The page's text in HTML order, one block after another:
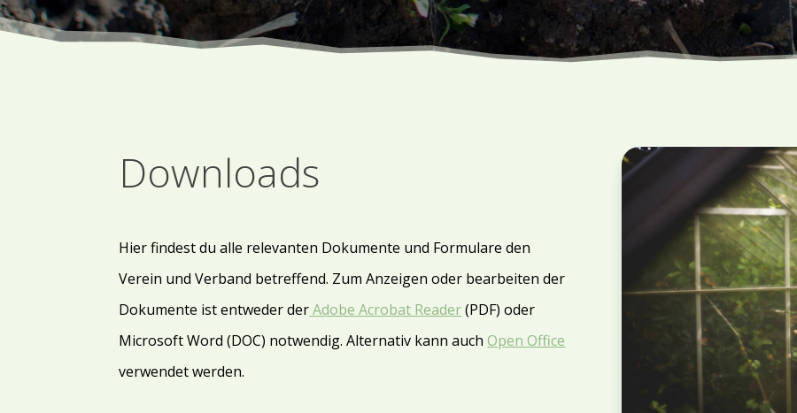
Downloads
Hier findest du alle relevanten Dokumente und Formulare den
Verein und Verband betreffend. Zum Anzeigen oder bearbeiten der
Dokumente ist entweder derAdobe Acrobat Reader(PDF) oder
Microsoft Word (DOC) notwendig. Alternativ kann auchOpen Office
verwendet werden.